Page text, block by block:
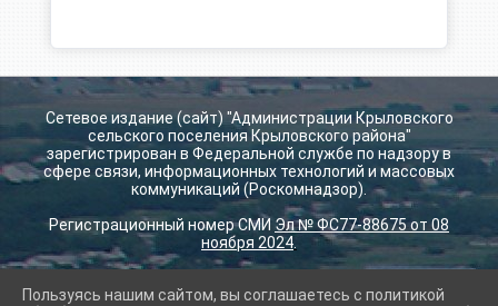
Сетевое издание (сайт) "Администрации Крыловского
сельского поселения Крыловского района"
зарегистрирован в Федеральной службе по надзору в
сфере связи, информационных технологий и массовых
коммуникаций (Роскомнадзор).
Регистрационный номер СМИ Эл № ФС77-88675 от 08
ноября 2024
Пользуясь нашим сайтом, вы соглашаетесь с политикой